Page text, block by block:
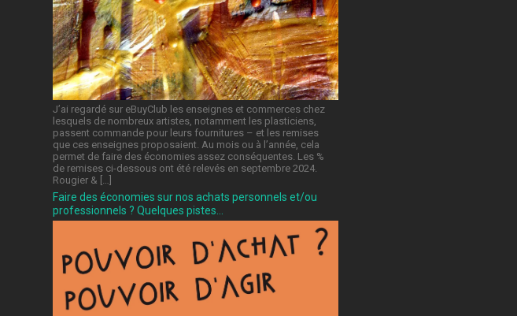
J’ai regardé sur eBuyClub les enseignes et commerces chez
lesquels de nombreux artistes, notamment les plasticiens,
passent commande pour leurs fournitures – et les remises
que ces enseignes proposaient. Au mois ou à l’année, cela
permet de faire des économies assez conséquentes. Les %
de remises ci-dessous ont été relevés en septembre 2024.
Rougier & […]
Faire des économies sur nos achats personnels et/ou
professionnels ? Quelques pistes…